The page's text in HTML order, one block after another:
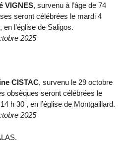
VIGNES, survenu à l’âge de 74
seront célébrées le mardi 4
l’église de Saligos.
2025
CISTAC, survenu le 29 octobre
obsèques seront célébrées le
h 30 , en l’église de Montgaillard.
2025